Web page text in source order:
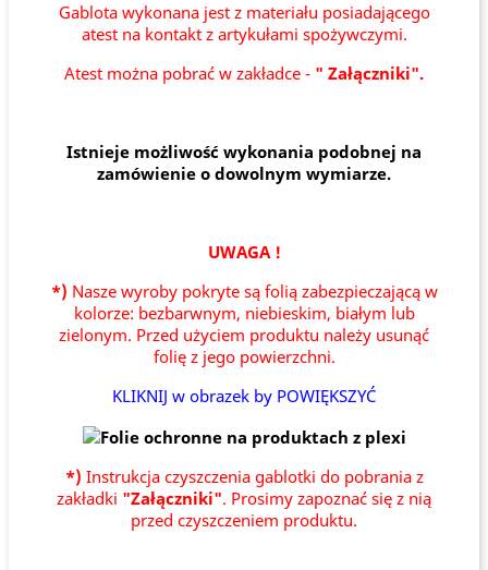
Gablota wykonana jest z materiału posiadającego
atest na kontakt z artykułami spożywczymi.
Atest można pobrać w zakładce - " Załączniki".
Istnieje możliwość wykonania podobnej na
zamówienie o dowolnym wymiarze.
UWAGA !
*) Nasze wyroby pokryte są folią zabezpieczającą w
kolorze: bezbarwnym, niebieskim, białym lub
zielonym. Przed użyciem produktu należy usunąć
folię z jego powierzchni.
KLIKNIJ w obrazek by POWIĘKSZYĆ
*) Instrukcja czyszczenia gablotki do pobrania z
zakładki "Załączniki". Prosimy zapoznać się z nią
przed czyszczeniem produktu.